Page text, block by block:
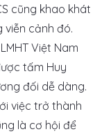
cũng khao khát
cảnh đó.
Việt Nam
tấm Huy
đối dễ dàng.
việc trở thành
là cơ hội để